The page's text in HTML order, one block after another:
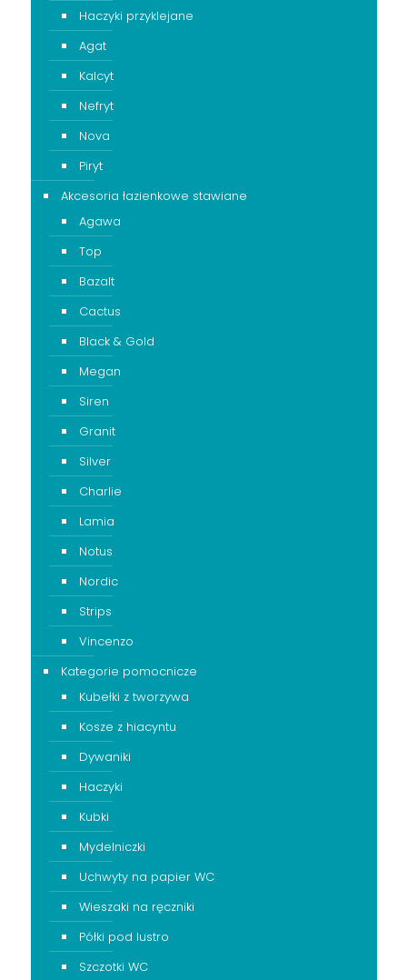
Haczyki przyklejane
Agat
Kalcyt
Nefryt
Nova
Piryt
Akcesoria łazienkowe stawiane
Agawa
Top
Bazalt
Cactus
Black & Gold
Megan
Siren
Granit
Silver
Charlie
Lamia
Notus
Nordic
Strips
Vincenzo
Kategorie pomocnicze
Kubełki z tworzywa
Kosze z hiacyntu
Dywaniki
Haczyki
Kubki
Mydelniczki
Uchwyty na papier WC
Wieszaki na ręczniki
Półki pod lustro
Szczotki WC